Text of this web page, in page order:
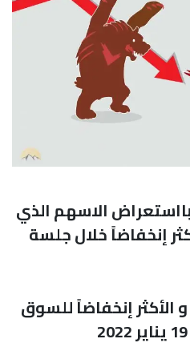
الاسهم الذي
إنخفاضاً خلال جلسة
و الأكثر إنخفاضاً للسوق